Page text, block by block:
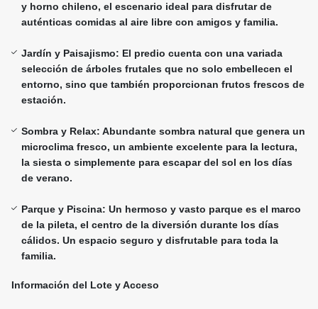
y horno chileno, el escenario ideal para disfrutar de
auténticas comidas al aire libre con amigos y familia.
Jardín y Paisajismo: El predio cuenta con una variada
selección de árboles frutales que no solo embellecen el
entorno, sino que también proporcionan frutos frescos de
estación.
Sombra y Relax: Abundante sombra natural que genera un
microclima fresco, un ambiente excelente para la lectura,
la siesta o simplemente para escapar del sol en los días
de verano.
Parque y Piscina: Un hermoso y vasto parque es el marco
de la pileta, el centro de la diversión durante los días
cálidos. Un espacio seguro y disfrutable para toda la
familia.
Información del Lote y Acceso